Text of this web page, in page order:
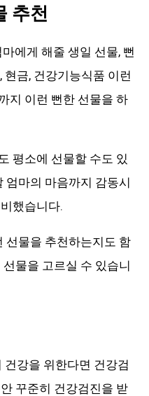
추천
에게 해줄 생일 선물, 뻔
금, 건강기능식품 이런
지 이런 뻔한 선물을 하
평소에 선물할 수도 있
엄마의 마음까지 감동시
했습니다.
선물을 추천하는지도 함
물을 고르실 수 있습니
강을 위한다면 건강검
꾸준히 건강검진을 받